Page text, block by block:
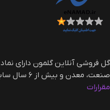
گل فروشی آنلاین گلمون دارای
صنعت، معدن و بیش از ۶ سال سابقه رسمی می باشد. |‌
مقرارات